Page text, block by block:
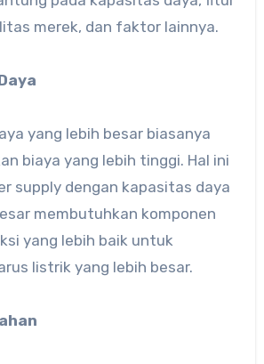
merek, dan faktor lainnya.
yang lebih besar biasanya
biaya yang lebih tinggi. Hal ini
supply dengan kapasitas daya
membutuhkan komponen
yang lebih baik untuk
listrik yang lebih besar.